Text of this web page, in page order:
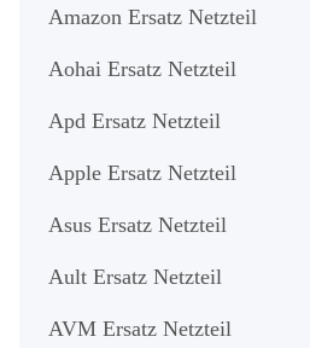
Amazon Ersatz Netzteil
Aohai Ersatz Netzteil
Apd Ersatz Netzteil
Apple Ersatz Netzteil
Asus Ersatz Netzteil
Ault Ersatz Netzteil
AVM Ersatz Netzteil